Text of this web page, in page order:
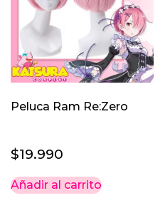
Peluca Ram Re:Zero
$19.990
Añadir al carrito